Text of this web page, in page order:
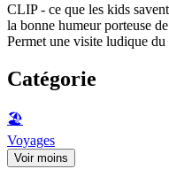
CLIP - ce que les kids
la bonne humeur porteuse
Permet une visite ludique du
Catégorie
🏖
Voyages
Voir moins